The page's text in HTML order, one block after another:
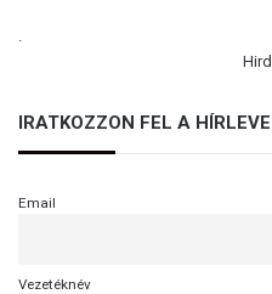
IRATKOZZON FEL A
Email
Vezetéknév